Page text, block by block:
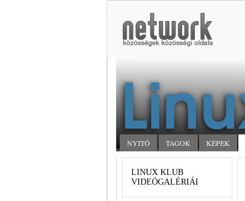
NYITÓ TAGOK KÉPEK
LINUX KLUB
VIDEÓGALÉRIÁI